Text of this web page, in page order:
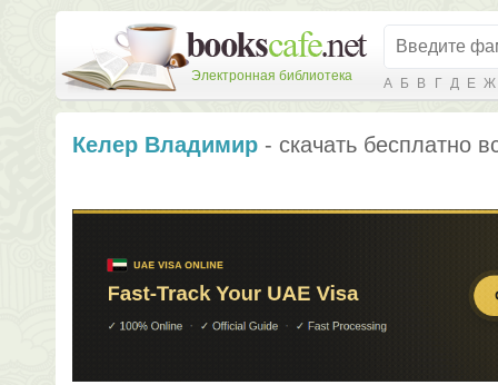
Электронная библиотека А Б В Г Д Е Ж
Келер Владимир - скачать бесплатно